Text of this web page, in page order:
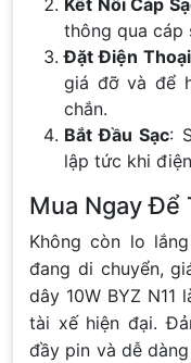
Kết Nối Cáp
thông qua cáp
Đặt Điện
giá đỡ và để
chắn.
Bắt Đầu Sạc:
lập tức khi
Mua Ngay Để
Không còn lo
đang di chuyển,
dây 10W BYZ N11
tài xế hiện đại.
đầy pin và dễ